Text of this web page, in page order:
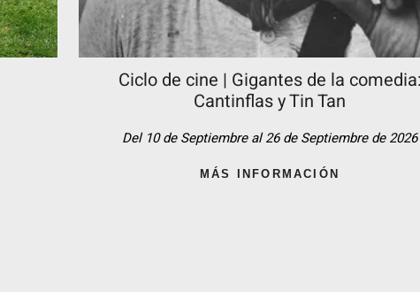
Ciclo de cine | Gigantes de la comedia:
Cantinflas y Tin Tan​
Del 10 de Septiembre al 26 de Septiembre de 2026
MÁS INFORMACIÓN